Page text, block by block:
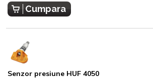
Cumpara
Senzor presiune HUF 4050